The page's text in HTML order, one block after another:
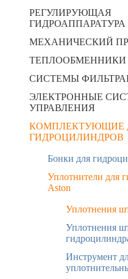
РЕГУЛИРУЮЩАЯ
ГИДРОАППАРАТУРА
МЕХАНИЧЕСКИЙ
ТЕПЛООБМЕННИКИ
СИСТЕМЫ
ЭЛЕКТРОННЫЕ
УПРАВЛЕНИЯ
КОМПЛЕКТУЮЩИЕ
ГИДРОЦИЛИНДРОВ
Бонки для
Уплотнители для
Aston
Уплотнения
Уплотнения
Инструмент